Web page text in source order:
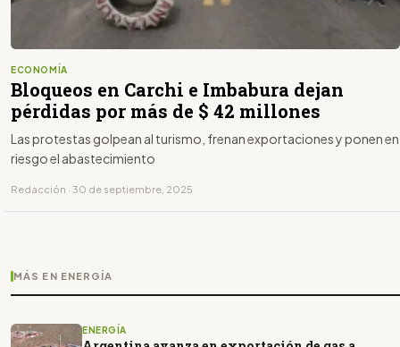
ECONOMÍA
Bloqueos en Carchi e Imbabura dejan
pérdidas por más de $ 42 millones
Las protestas golpean al turismo, frenan exportaciones y ponen en
riesgo el abastecimiento
Redacción · 30 de septiembre, 2025
MÁS EN ENERGÍA
ENERGÍA